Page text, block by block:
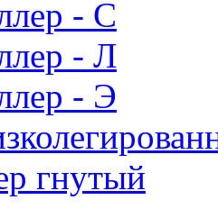
- С
- Л
- Э
гнутый